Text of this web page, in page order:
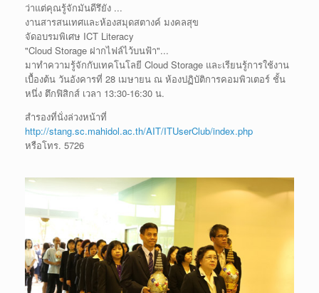
ว่าแต่คุณรู้จักมันดีรึยัง ...
งานสารสนเทศและห้องสมุดสตางค์ มงคลสุข
จัดอบรมพิเศษ ICT Literacy
"Cloud Storage ฝากไฟล์ไว้บนฟ้า"...
มาทำความรู้จักกับเทคโนโลยี Cloud Storage และเรียนรู้การใช้งาน
เบื้องต้น วันอังคารที่ 28 เมษายน ณ ห้องปฏิบัติการคอมพิวเตอร์ ชั้น
หนึ่ง ตึกฟิสิกส์ เวลา 13:30-16:30 น.
สำรองที่นั่งล่วงหน้าที่
http://stang.sc.mahidol.ac.th/AIT/ITUserClub/index.php
หรือโทร. 5726